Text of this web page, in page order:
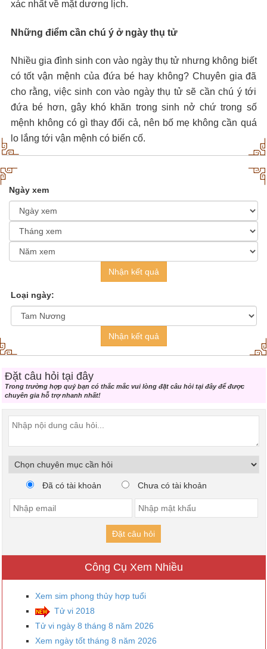
xác nhất về mặt dương lịch.
Những điểm cần chú ý ở ngày thụ tử
Nhiều gia đình sinh con vào ngày thụ tử nhưng không biết
có tốt vận mệnh của đứa bé hay không? Chuyên gia đã
cho rằng, việc sinh con vào ngày thụ tử sẽ cần chú ý tới
đứa bé hơn, gây khó khăn trong sinh nở chứ trong số
mệnh không có gì thay đổi cả, nên bố mẹ không cần quá
lo lắng tới vận mệnh có biến cố.
Ngày xem
Nhận kết quả
Loại ngày:
Nhận kết quả
Đặt câu hỏi tại đây
Trong trường hợp quý bạn có thắc mắc vui lòng đặt câu hỏi tại đây để được
chuyên gia hỗ trợ nhanh nhất!
Đã có tài khoản Chưa có tài khoản
Đặt câu hỏi
Công Cụ Xem Nhiều
Xem sim phong thủy hợp tuổi
Tử vi 2018
Tử vi ngày 8 tháng 8 năm 2026
Xem ngày tốt tháng 8 năm 2026